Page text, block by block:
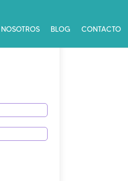
NOSOTROS BLOG CONTACTO